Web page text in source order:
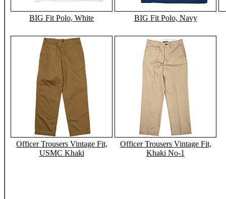
BIG Fit Polo, White BIG Fit Polo, Navy
Officer Trousers Vintage Fit,
USMC Khaki
Officer Trousers Vintage Fit,
Khaki No-1